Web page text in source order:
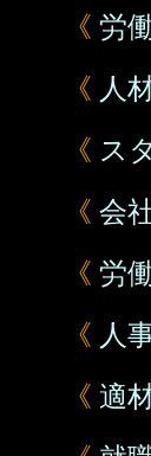
《 労
《 人
《 ス
《 会
《 労
《 人
《 適